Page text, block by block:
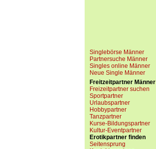
Singlebörse Männer
Partnersuche Männer
Singles online Männer
Neue Single Männer
Freitzeitpartner Männer
Freizeitpartner suchen
Sportpartner
Urlaubspartner
Hobbypartner
Tanzpartner
Kurse-Bildungspartner
Kultur-Eventpartner
Erotikpartner finden
Seitensprung